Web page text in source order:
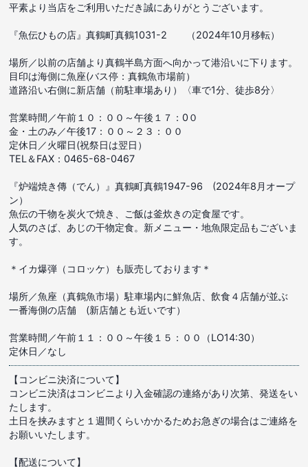
平素より当店をご利用いただき誠にありがとうございます。
『魚伝ひもの店』真鶴町真鶴1031-2 （2024年10月移転）
場所／以前の店舗より真鶴半島方面へ向かって港沿いに下ります。
目印は海側に魚座(バス停：真鶴魚市場前）
道路沿い右側に新店舗（前駐車場あり）〈車で1分、徒歩8分〉
営業時間／午前１０：００～午後１７：0０
金・土のみ／午後17：００～２３：００
定休日／火曜日(祝祭日は翌日）
TEL＆FAX：0465-68-0467
『炉端焼き傳（でん）』真鶴町真鶴1947-96 (2024年8月オープ
ン）
魚伝の干物を炭火で焼き、ご飯は釜炊きの定食屋です。
人気のさば、あじの干物定食。新メニュー・地魚限定品もございま
す。
＊イカ爆弾（コロッケ）も販売しております＊
場所／魚座（真鶴魚市場）駐車場内に鮮魚店、飲食４店舗が並ぶ
一番海側の店舗 (新店舗とも近いです）
営業時間／午前１１：００～午後１５：００（LO14:30）
定休日／なし
【コンビニ決済について】
コンビニ決済はコンビニより入金確認の連絡があり次第、発送をい
たします。
土日を挟みますと１週間くらいかかるためお急ぎの場合はご連絡を
お願いいたします。
【配送について】